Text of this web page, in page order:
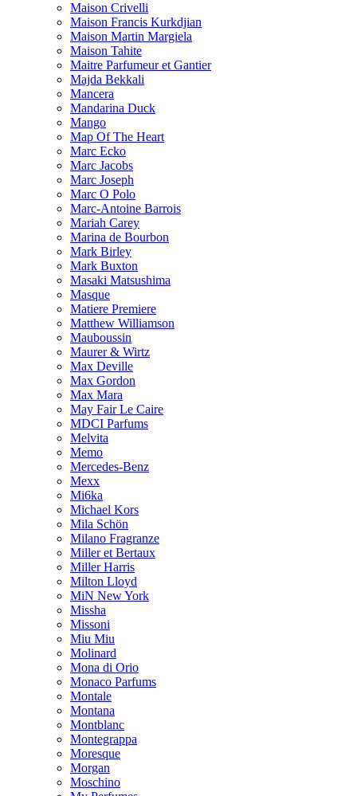
Maison Crivelli
Maison Francis Kurkdjian
Maison Martin Margiela
Maison Tahite
Maitre Parfumeur et Gantier
Majda Bekkali
Mancera
Mandarina Duck
Mango
Map Of The Heart
Marc Ecko
Marc Jacobs
Marc Joseph
Marc O Polo
Marc-Antoine Barrois
Mariah Carey
Marina de Bourbon
Mark Birley
Mark Buxton
Masaki Matsushima
Masque
Matiere Premiere
Matthew Williamson
Mauboussin
Maurer & Wirtz
Max Deville
Max Gordon
Max Mara
May Fair Le Caire
MDCI Parfums
Melvita
Memo
Mercedes-Benz
Mexx
Mi6ka
Michael Kors
Mila Schön
Milano Fragranze
Miller et Bertaux
Miller Harris
Milton Lloyd
MiN New York
Missha
Missoni
Miu Miu
Molinard
Mona di Orio
Monaco Parfums
Montale
Montana
Montblanc
Montegrappa
Moresque
Morgan
Moschino